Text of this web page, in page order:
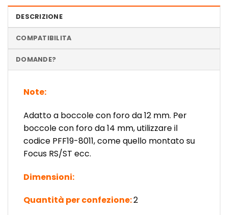
DESCRIZIONE
COMPATIBILITA
DOMANDE?
Note:
Adatto a boccole con foro da 12 mm. Per
boccole con foro da 14 mm, utilizzare il
codice PFF19-8011, come quello montato su
Focus RS/ST ecc.
Dimensioni:
Quantità per confezione:2